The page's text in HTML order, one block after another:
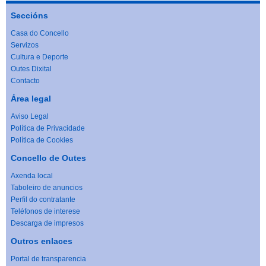
Seccións
Casa do Concello
Servizos
Cultura e Deporte
Outes Dixital
Contacto
Área legal
Aviso Legal
Política de Privacidade
Política de Cookies
Concello de Outes
Axenda local
Taboleiro de anuncios
Perfil do contratante
Teléfonos de interese
Descarga de impresos
Outros enlaces
Portal de transparencia